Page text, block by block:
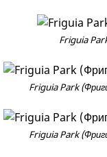
Friguia
Friguia Park
Friguia Park